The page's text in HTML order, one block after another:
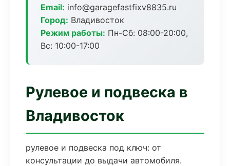
Email: info@garagefastfixv8835.ru
Город: Владивосток
Режим работы: Пн-Сб: 08:00-20:00,
Вс: 10:00-17:00
Рулевое и подвеска в
Владивосток
рулевое и подвеска под ключ: от
консультации до выдачи автомобиля.